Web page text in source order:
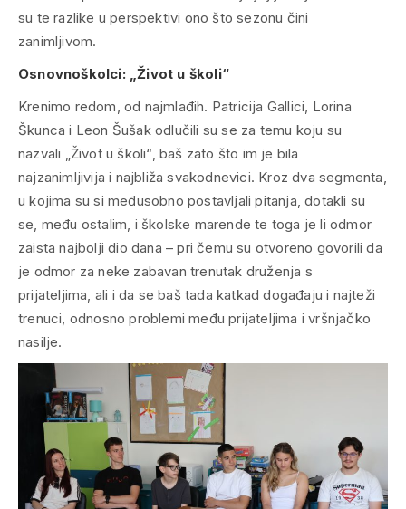
su te razlike u perspektivi ono što sezonu čini
zanimljivom.
Osnovnoškolci: „Život u školi“
Krenimo redom, od najmlađih. Patricija Gallici, Lorina
Škunca i Leon Šušak odlučili su se za temu koju su
nazvali „Život u školi“, baš zato što im je bila
najzanimljivija i najbliža svakodnevici. Kroz dva segmenta,
u kojima su si međusobno postavljali pitanja, dotakli su
se, među ostalim, i školske marende te toga je li odmor
zaista najbolji dio dana – pri čemu su otvoreno govorili da
je odmor za neke zabavan trenutak druženja s
prijateljima, ali i da se baš tada katkad događaju i najteži
trenuci, odnosno problemi među prijateljima i vršnjačko
nasilje.